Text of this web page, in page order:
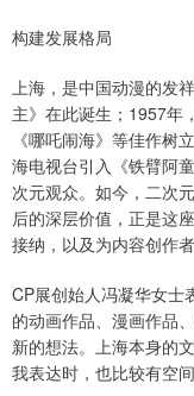
构建发展格局
上海，是中国动漫的发
主》在此诞生；1957年
《哪吒闹海》等佳作树
海电视台引入《铁臂阿
次元观众。如今，二次
后的深层价值，正是这
接纳，以及为内容创作
CP展创始人冯凝华女士
的动画作品、漫画作品
新的想法。上海本身的
我表达时，也比较有空间